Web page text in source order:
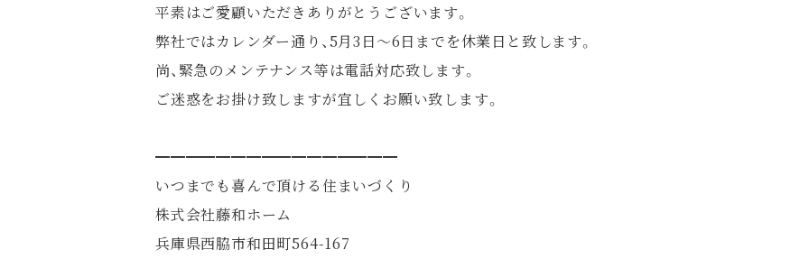
平素はご愛顧いただきありがとうございます。
弊社ではカレンダー通り、5月3日～6日までを休業日と致します。
尚、緊急のメンテナンス等は電話対応致します。
ご迷惑をお掛け致しますが宜しくお願い致します。
━━━━━━━━━━━━━━━━
いつまでも喜んで頂ける住まいづくり
株式会社藤和ホーム
兵庫県西脇市和田町564-167